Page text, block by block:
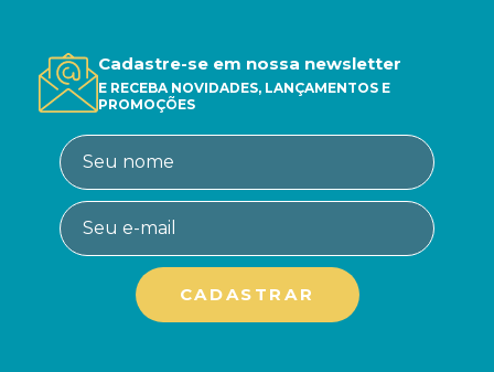
Cadastre-se em nossa newsletter
E RECEBA NOVIDADES, LANÇAMENTOS E
PROMOÇÕES